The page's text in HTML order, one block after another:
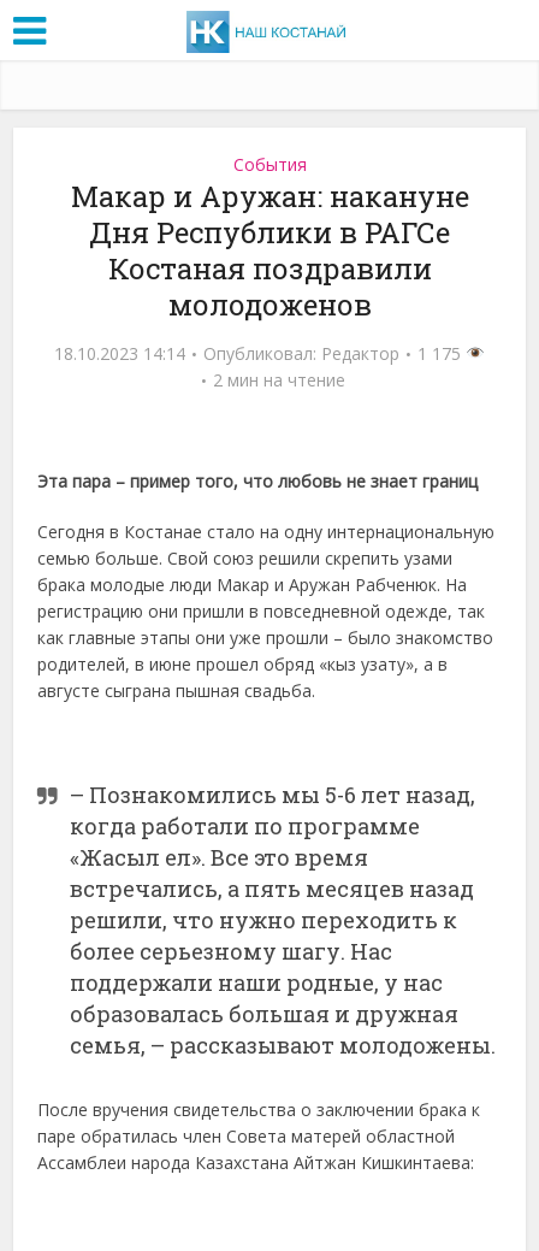
События
Макар и Аружан: накануне
Дня Республики в РАГСе
Костаная поздравили
молодоженов
18.10.2023 14:14 Опубликовал: Редактор
1 175
2 мин на чтение
Эта пара – пример того, что любовь не знает границ
Сегодня в Костанае стало на одну интернациональную
семью больше. Свой союз решили скрепить узами
брака молодые люди Макар и Аружан Рабченюк. На
регистрацию они пришли в повседневной одежде, так
как главные этапы они уже прошли – было знакомство
родителей, в июне прошел обряд «кыз узату», а в
августе сыграна пышная свадьба.
– Познакомились мы 5-6 лет назад,
когда работали по программе
«Жасыл ел». Все это время
встречались, а пять месяцев назад
решили, что нужно переходить к
более серьезному шагу. Нас
поддержали наши родные, у нас
образовалась большая и дружная
семья, – рассказывают молодожены.
После вручения свидетельства о заключении брака к
паре обратилась член Совета матерей областной
Ассамблеи народа Казахстана Айтжан Кишкинтаева: